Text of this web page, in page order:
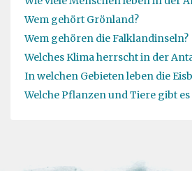
Wem gehört Grönland?
Wem gehören die Falklandinseln?
Welches Klima herrscht in der
In welchen Gebieten leben die
Welche Pflanzen und Tiere gibt